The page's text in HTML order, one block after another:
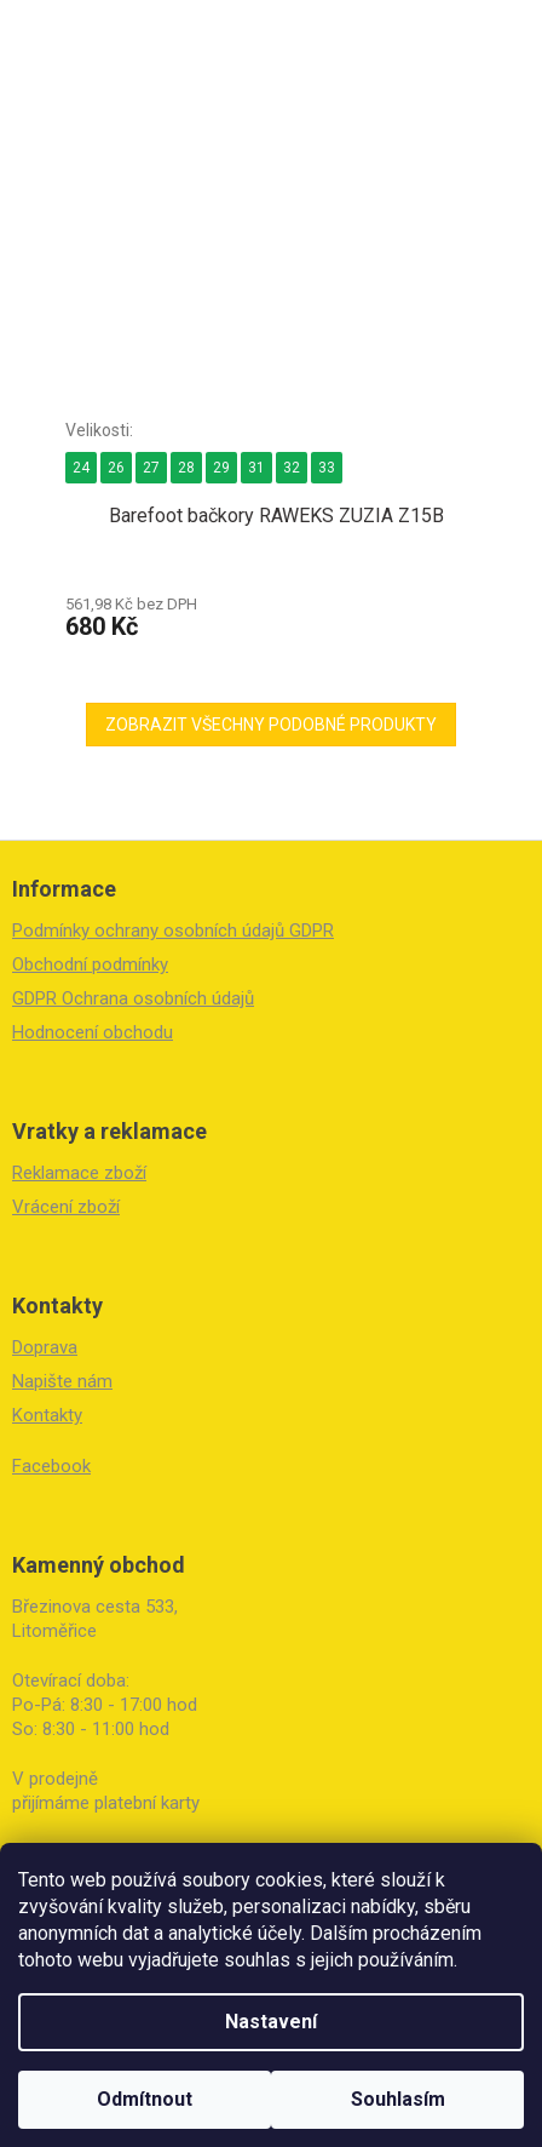
Tento web používá soubory cookies, které slouží k
zvyšování kvality služeb, personalizaci nabídky, sběru
anonymních dat a analytické účely. Dalším procházením
tohoto webu vyjadřujete souhlas s jejich používáním.
Nastavení
Odmítnout Souhlasím
Barefoot bačkory RAWEKS ZUZIA Z15B
561,98 Kč bez DPH
680 Kč
24 26 27 28 29 31 32 33
ZOBRAZIT VŠECHNY PODOBNÉ PRODUKTY
Z
Informace
Podmínky ochrany osobních údajů GDPR
Obchodní podmínky
GDPR Ochrana osobních údajů
Hodnocení obchodu
Vratky a reklamace
Reklamace zboží
Vrácení zboží
Kontakty
Doprava
Napište nám
Kontakty
Facebook
Kamenný obchod
Březinova cesta 533,
Litoměřice
Otevírací doba:
Po-Pá: 8:30 - 17:00 hod
So: 8:30 - 11:00 hod
V prodejně
přijímáme platební karty
Copyright 2026Botička. Všechna práva vyhrazena.